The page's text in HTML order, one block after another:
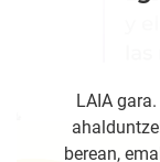
LAIA
berean,